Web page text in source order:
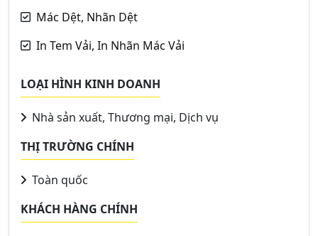
Mác Dệt, Nhãn Dệt
In Tem Vải, In Nhãn Mác Vải
LOẠI HÌNH KINH DOANH
Nhà sản xuất, Thương mại, Dịch vụ
THỊ TRƯỜNG CHÍNH
Toàn quốc
KHÁCH HÀNG CHÍNH